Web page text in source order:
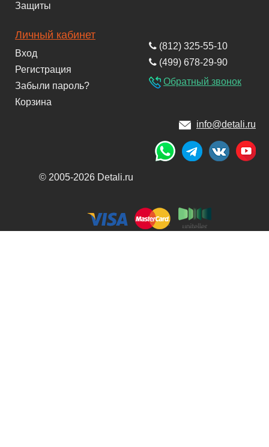
Защиты
Личный кабинет
Вход
Регистрация
Забыли пароль?
Корзина
(812) 325-55-10
(499) 678-29-90
Обратный звонок
info@detali.ru
© 2005-2026 Detali.ru